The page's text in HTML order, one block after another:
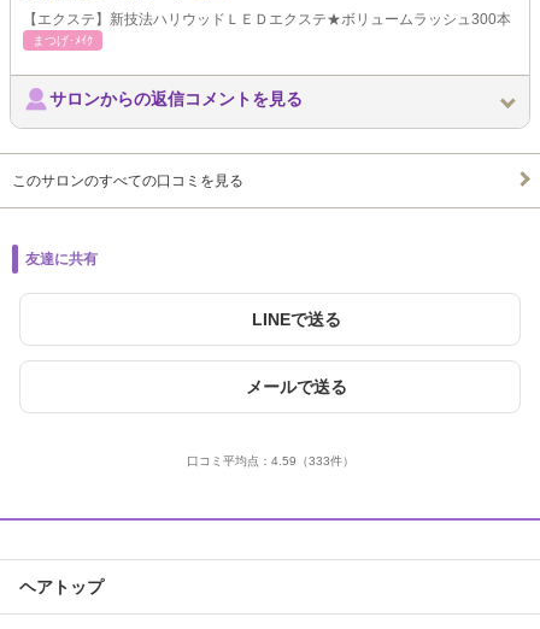
【エクステ】新技法ハリウッドＬＥＤエクステ★ボリュームラッシュ300本
まつげ･ﾒｲｸ
サロンからの返信コメントを見る
このサロンのすべての口コミを見る
友達に共有
LINEで送る
メールで送る
口コミ平均点： 4.59 （333件）
ヘアトップ